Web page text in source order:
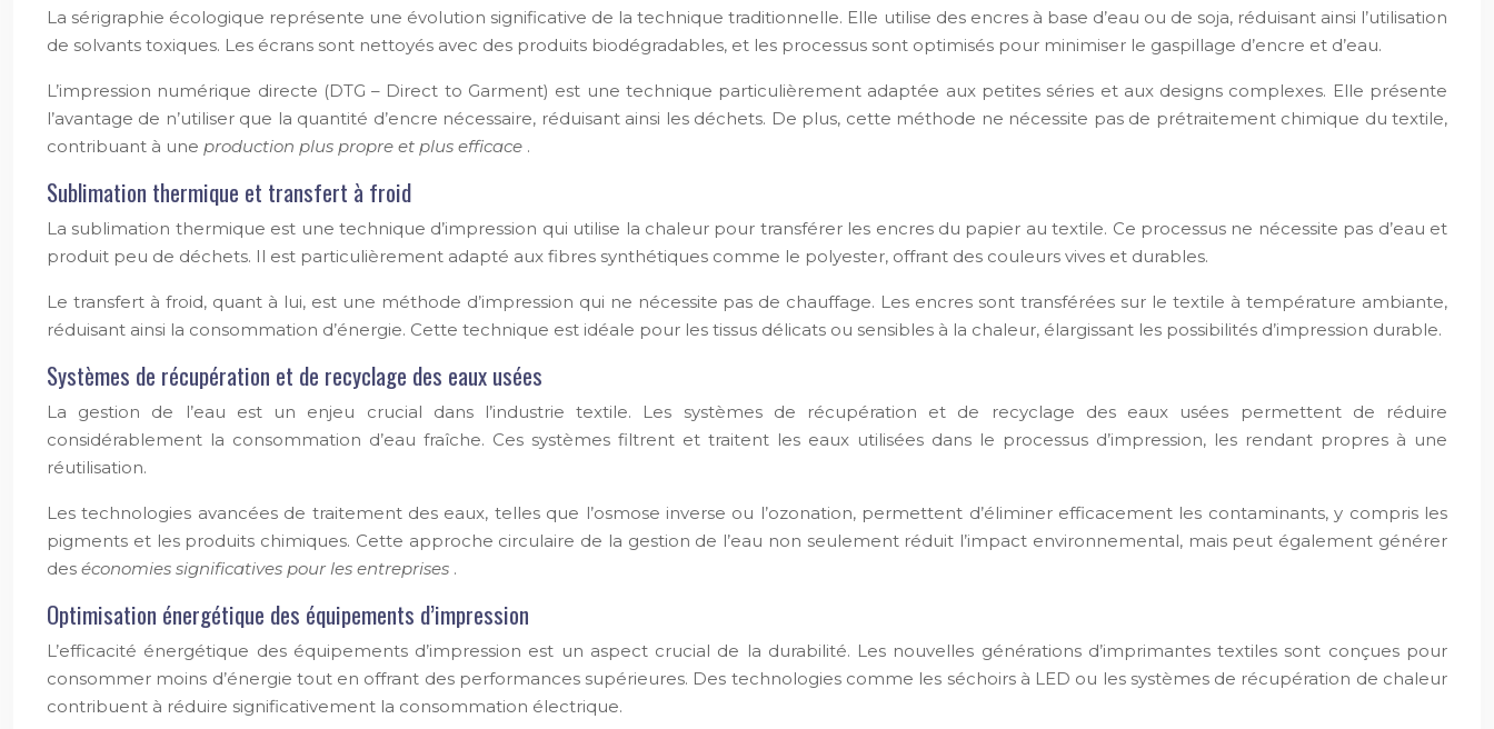
La sérigraphie écologique représente une évolution significative de la technique traditionnelle. Elle utilise des encres à base d’eau ou de soja, réduisant ainsi l’utilisation
de solvants toxiques. Les écrans sont nettoyés avec des produits biodégradables, et les processus sont optimisés pour minimiser le gaspillage d’encre et d’eau.
L’impression numérique directe (DTG – Direct to Garment) est une technique particulièrement adaptée aux petites séries et aux designs complexes. Elle présente
l’avantage de n’utiliser que la quantité d’encre nécessaire, réduisant ainsi les déchets. De plus, cette méthode ne nécessite pas de prétraitement chimique du textile,
contribuant à une production plus propre et plus efficace .
Sublimation thermique et transfert à froid
La sublimation thermique est une technique d’impression qui utilise la chaleur pour transférer les encres du papier au textile. Ce processus ne nécessite pas d’eau et
produit peu de déchets. Il est particulièrement adapté aux fibres synthétiques comme le polyester, offrant des couleurs vives et durables.
Le transfert à froid, quant à lui, est une méthode d’impression qui ne nécessite pas de chauffage. Les encres sont transférées sur le textile à température ambiante,
réduisant ainsi la consommation d’énergie. Cette technique est idéale pour les tissus délicats ou sensibles à la chaleur, élargissant les possibilités d’impression durable.
Systèmes de récupération et de recyclage des eaux usées
La gestion de l’eau est un enjeu crucial dans l’industrie textile. Les systèmes de récupération et de recyclage des eaux usées permettent de réduire
considérablement la consommation d’eau fraîche. Ces systèmes filtrent et traitent les eaux utilisées dans le processus d’impression, les rendant propres à une
réutilisation.
Les technologies avancées de traitement des eaux, telles que l’osmose inverse ou l’ozonation, permettent d’éliminer efficacement les contaminants, y compris les
pigments et les produits chimiques. Cette approche circulaire de la gestion de l’eau non seulement réduit l’impact environnemental, mais peut également générer
des économies significatives pour les entreprises .
Optimisation énergétique des équipements d’impression
L’efficacité énergétique des équipements d’impression est un aspect crucial de la durabilité. Les nouvelles générations d’imprimantes textiles sont conçues pour
consommer moins d’énergie tout en offrant des performances supérieures. Des technologies comme les séchoirs à LED ou les systèmes de récupération de chaleur
contribuent à réduire significativement la consommation électrique.